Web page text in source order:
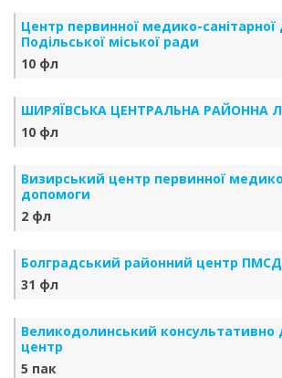
Центр первинної медико-
Подільської міської ради
10 фл
ШИРЯЇВСЬКА ЦЕНТРАЛЬНА РАЙОННА
10 фл
Визирський центр первинної
допомоги
2 фл
Болградський районний центр ПМСД
31 фл
Великодолинський консультативно
центр
5 пак